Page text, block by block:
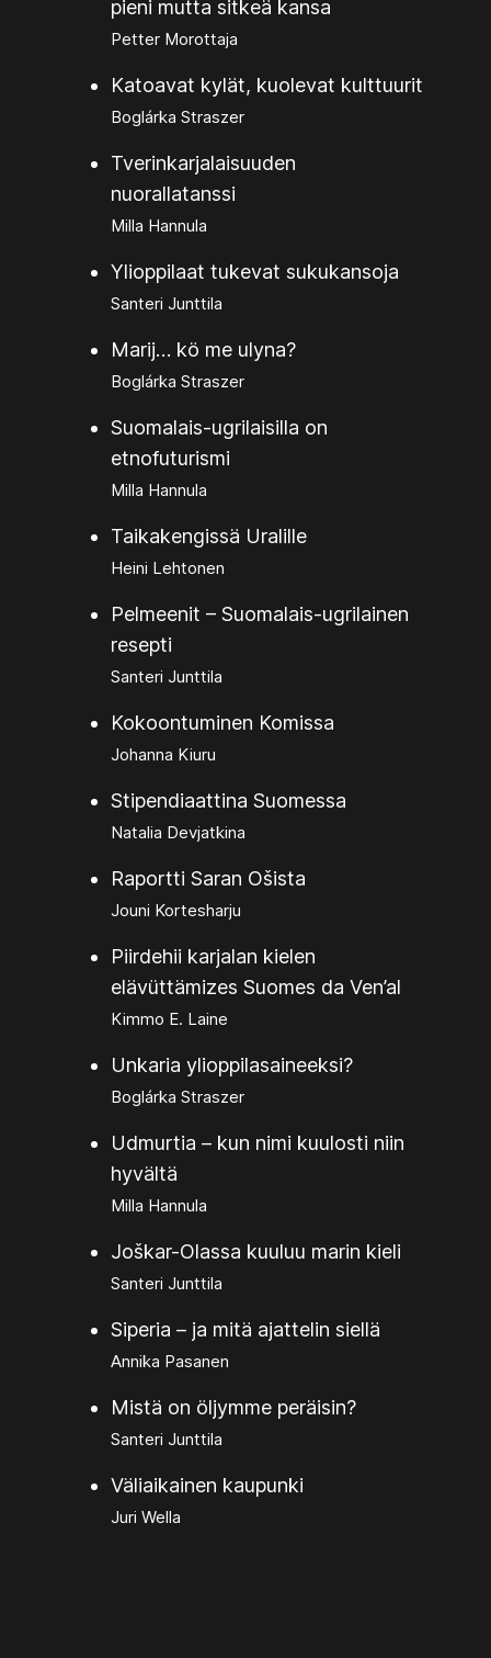
pieni mutta sitkeä kansa
Petter Morottaja
Katoavat kylät, kuolevat kulttuurit
Boglárka Straszer
Tverinkarjalaisuuden
nuorallatanssi
Milla Hannula
Ylioppilaat tukevat sukukansoja
Santeri Junttila
Marij… kö me ulyna?
Boglárka Straszer
Suomalais-ugrilaisilla on
etnofuturismi
Milla Hannula
Taikakengissä Uralille
Heini Lehtonen
Pelmeenit – Suomalais-ugrilainen
resepti
Santeri Junttila
Kokoontuminen Komissa
Johanna Kiuru
Stipendiaattina Suomessa
Natalia Devjatkina
Raportti Saran Ošista
Jouni Kortesharju
Piirdehii karjalan kielen
elävüttämizes Suomes da Ven’al
Kimmo E. Laine
Unkaria ylioppilasaineeksi?
Boglárka Straszer
Udmurtia – kun nimi kuulosti niin
hyvältä
Milla Hannula
Joškar-Olassa kuuluu marin kieli
Santeri Junttila
Siperia – ja mitä ajattelin siellä
Annika Pasanen
Mistä on öljymme peräisin?
Santeri Junttila
Väliaikainen kaupunki
Juri Wella